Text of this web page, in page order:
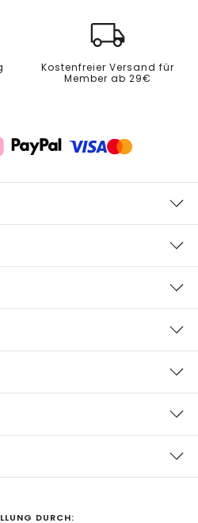
Kostenfreier Versand für
Member ab 29€
DURCH: